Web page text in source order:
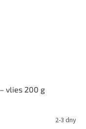
vlies 200 g
2-3 dny